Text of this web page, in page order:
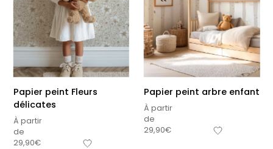
Papier peint Fleurs
délicates
À partir
de
29,90€
Papier peint arbre enfant
À partir
de
29,90€